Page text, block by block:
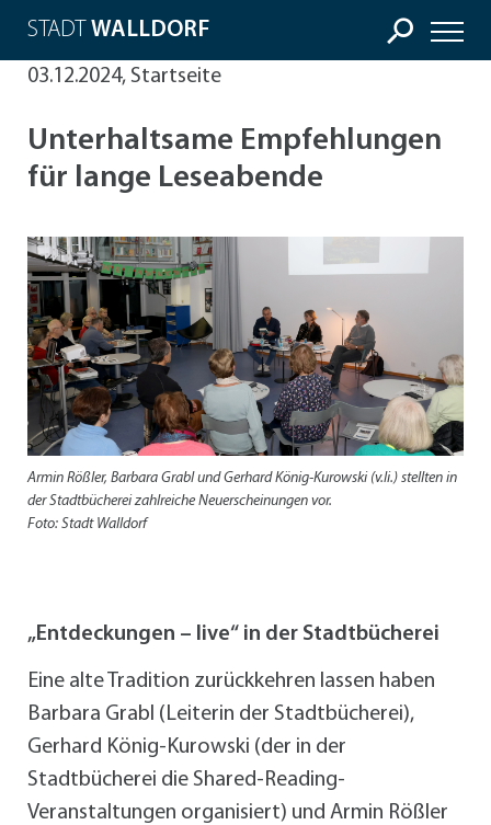
STADT WALLDORF
03.12.2024, Startseite
Unterhaltsame Empfehlungen
für lange Leseabende
Armin Rößler, Barbara Grabl und Gerhard König-Kurowski (v.li.) stellten in
der Stadtbücherei zahlreiche Neuerscheinungen vor.
Foto: Stadt Walldorf
„Entdeckungen – live“ in der Stadtbücherei
Eine alte Tradition zurückkehren lassen haben
Barbara Grabl (Leiterin der Stadtbücherei),
Gerhard König-Kurowski (der in der
Stadtbücherei die Shared-Reading-
Veranstaltungen organisiert) und Armin Rößler